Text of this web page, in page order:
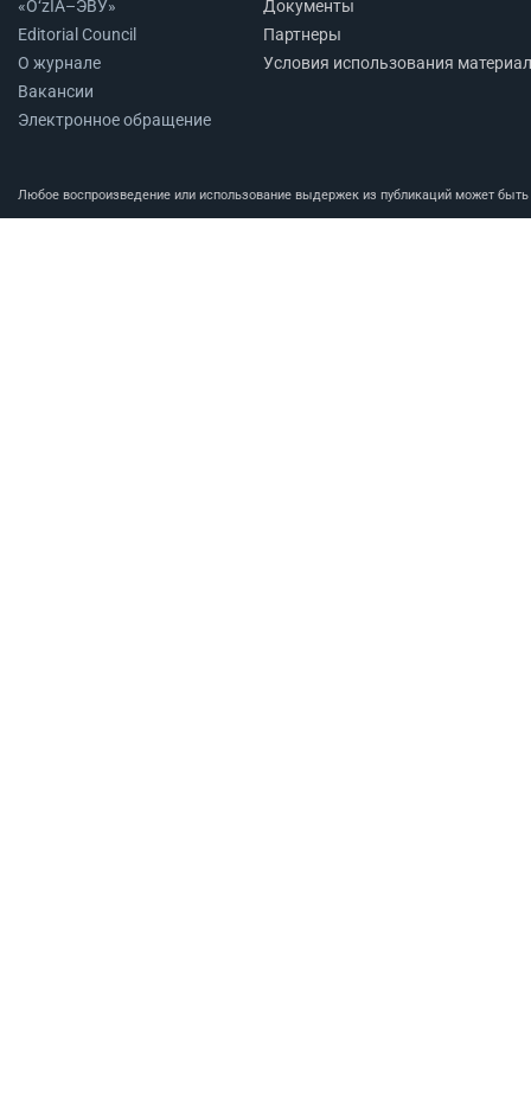
«O‘zIA–ЭВУ»
Editorial Council
О журнале
Вакансии
Электронное обращение
Документы
Партнеры
Условия использования
Любое воспроизведение или использование выдержек из публикаций может